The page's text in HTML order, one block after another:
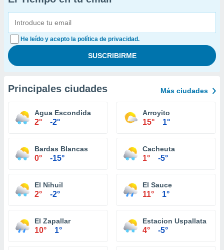
He leído y acepto la política de privacidad.
Principales ciudades Más ciudades
Agua Escondida
2° -2°
Arroyito
15° 1°
Bardas Blancas
0° -15°
Cacheuta
1° -5°
El Nihuil
2° -2°
El Sauce
11° 1°
El Zapallar
10° 1°
Estacion Uspallata
4° -5°